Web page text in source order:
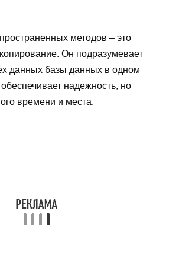
методов – это
Он подразумевает
данных базы данных в одном
надежность, но
времени и места.